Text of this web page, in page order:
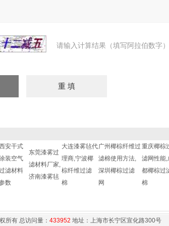
请输入计算结果（填写阿拉伯数字
安干式
装空气
滤材料
数
东莞漆雾过
滤材料厂家,
济南漆雾毡
大连漆雾毡代
理商,宁波椰
棕纤维过滤
棉
广州椰棕纤维过
滤棉使用方法,
深圳椰棕过滤
网
重庆椰棕
滤网性能,
都椰棕过
棉
所有 总访问量： 433952 地址：上海市长宁区宣化路300号